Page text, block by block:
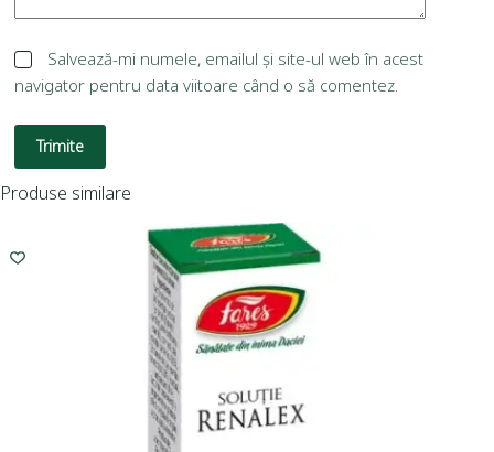
Salvează-mi numele, emailul și site-ul web în acest
navigator pentru data viitoare când o să comentez.
Trimite
Produse similare